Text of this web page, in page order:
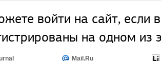
войти на сайт, если
на одном из
Mail.Ru